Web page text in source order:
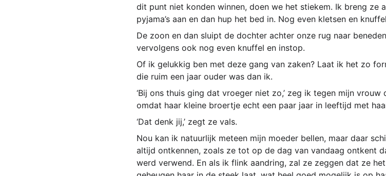
dit punt niet konden winnen, doen we het stiekem. Ik breng ze
pyjama’s aan en dan hup het bed in. Nog even kletsen en
De zoon en dan sluipt de dochter achter onze rug naar
vervolgens ook nog even knuffel en instop.
Of ik gelukkig ben met deze gang van zaken? Laat ik het zo
die ruim een jaar ouder was dan ik.
‘Bij ons thuis ging dat vroeger niet zo,’ zeg ik tegen mijn
omdat haar kleine broertje echt een paar jaar in leeftijd met
‘Dat denk jij,’ zegt ze vals.
Nou kan ik natuurlijk meteen mijn moeder bellen, maar daar
altijd ontkennen, zoals ze tot op de dag van vandaag ontkent
werd verwend. En als ik flink aandring, zal ze zeggen dat ze